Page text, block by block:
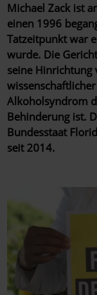
Michael Zack ist
einen 1996
Tatzeitpunkt war
wurde. Die
seine Hinrichtung
Alkoholsyndrom
Behinderung ist.
Bundesstaat
seit 2014.